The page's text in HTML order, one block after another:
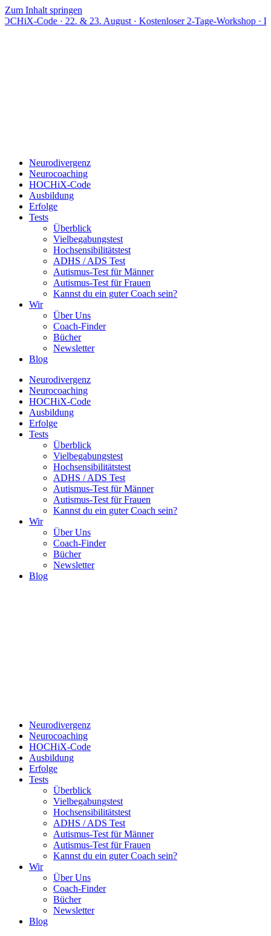
Zum Inhalt springen
· 22. & 23. August · Kostenloser 2-Tage-Workshop · Live online
Neurodivergenz
Neurocoaching
HOCHiX-Code
Ausbildung
Erfolge
Tests
Überblick
Vielbegabungstest
Hochsensibilitätstest
ADHS / ADS Test
Autismus-Test für Männer
Autismus-Test für Frauen
Kannst du ein guter Coach sein?
Wir
Über Uns
Coach-Finder
Bücher
Newsletter
Blog
Neurodivergenz
Neurocoaching
HOCHiX-Code
Ausbildung
Erfolge
Tests
Überblick
Vielbegabungstest
Hochsensibilitätstest
ADHS / ADS Test
Autismus-Test für Männer
Autismus-Test für Frauen
Kannst du ein guter Coach sein?
Wir
Über Uns
Coach-Finder
Bücher
Newsletter
Blog
Neurodivergenz
Neurocoaching
HOCHiX-Code
Ausbildung
Erfolge
Tests
Überblick
Vielbegabungstest
Hochsensibilitätstest
ADHS / ADS Test
Autismus-Test für Männer
Autismus-Test für Frauen
Kannst du ein guter Coach sein?
Wir
Über Uns
Coach-Finder
Bücher
Newsletter
Blog